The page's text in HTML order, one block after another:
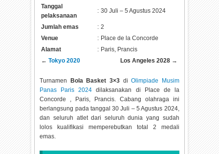
Tanggal
pelaksanaan
: 30 Juli – 5 Agustus 2024
Jumlah emas : 2
Venue
: Place de la Concorde
Alamat
: Paris, Prancis
←Tokyo 2020 Los Angeles 2028 →
Turnamen Bola Basket 3×3 diOlimpiade Musim
Panas Paris 2024 dilaksanakan di
Place de la
Concorde , Paris, Prancis. Cabang olahraga ini
berlangsung pada tanggal30 Juli – 5 Agustus 2024,
dan seluruh atlet dari seluruh dunia yang sudah
lolos kualifikasi memperebutkan total 2 medali
emas.